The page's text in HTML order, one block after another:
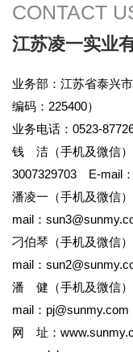
CONTACT
江苏凌一实业
业务部：江苏省泰兴
编码：225400）
业务电话：0523-
钱 洁（手机及微信）
3007329703 E-mail：
潘凌一（手机及微信
mail：
刁伯琴（手机及微信
mail：
潘 健（手机及微信
mail： pj@sunmy.com
网 址：